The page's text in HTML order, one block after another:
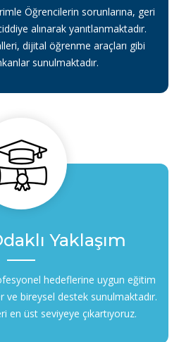
Öğrencilerin sorunlarına, geri
alınarak yanıtlanmaktadır.
dijital öğrenme araçları gibi
sunulmaktadır.
Yaklaşım
hedeflerine uygun eğitim
ve bireysel destek sunulmaktadır.
en üst seviyeye çıkartıyoruz.